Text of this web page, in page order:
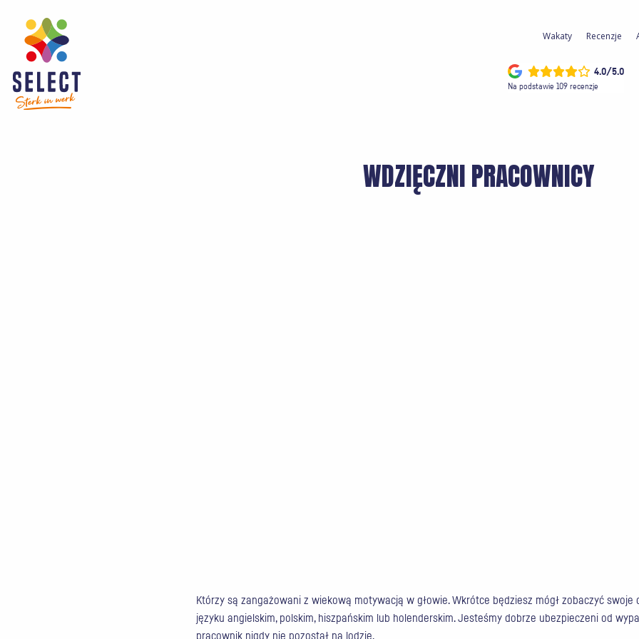
Wakaty Recenzje
4.0/5.0
Na podstawie 109 recenzje
WDZIĘCZNI PRACOWNICY
Którzy są zangażowani z wiekową motywacją w głowie. Wkrótce będziesz mógł zobaczyć
języku angielskim, polskim, hiszpańskim lub holenderskim. Jesteśmy dobrze ubezpieczeni od
pracownik nigdy nie pozostał na lodzie.